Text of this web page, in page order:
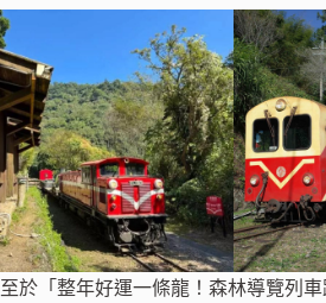
至於「整年好運一條龍！森林導覽列